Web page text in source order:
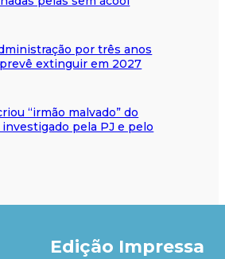
por três anos
extinguir em 2027
“irmão malvado” do
pela PJ e pelo
Edição Impressa